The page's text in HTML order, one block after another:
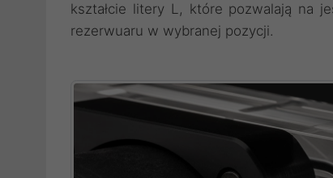
kształcie litery L, które pozwalają na
rezerwuaru w wybranej pozycji.